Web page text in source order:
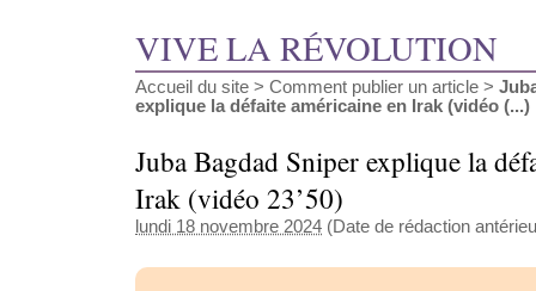
VIVE LA RÉVOLUTION
Accueil du site > Comment publier un article >
explique la défaite américaine en Irak (vidéo (...)
Juba Bagdad Sniper explique la
Irak (vidéo 23’50)
lundi 18 novembre 2024 (Date de rédaction